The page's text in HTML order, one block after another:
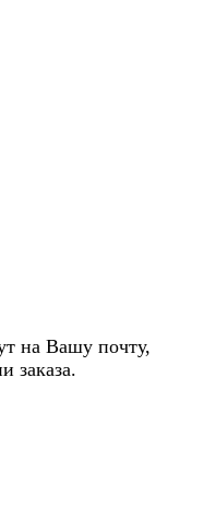
на Вашу почту,
заказа.